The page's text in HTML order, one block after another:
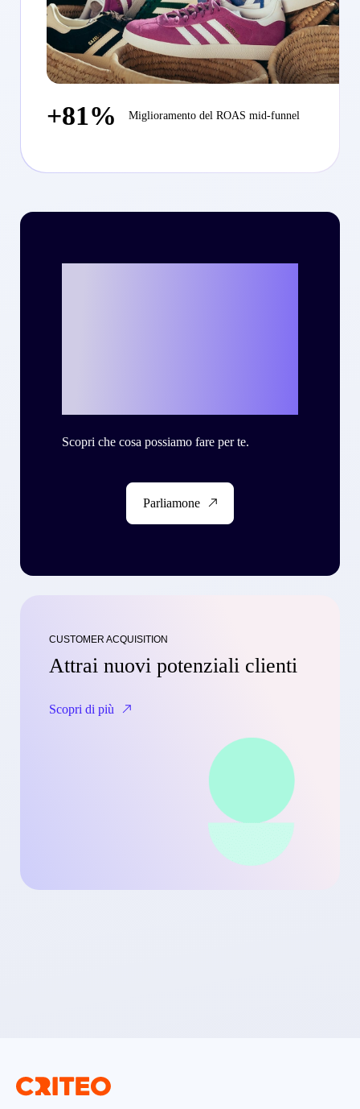
+81% Miglioramento del ROAS mid-funnel
Scopri che cosa possiamo fare per te.
Parliamone
CUSTOMER ACQUISITION
Attrai nuovi potenziali clienti
Scopri di più